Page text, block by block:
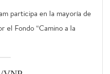
participa en la mayoría de
el Fondo “Camino a la